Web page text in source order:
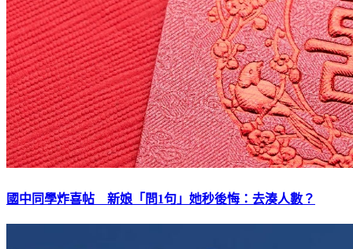
國中同學炸喜帖 新娘「問1句」她秒後悔：去湊人數？